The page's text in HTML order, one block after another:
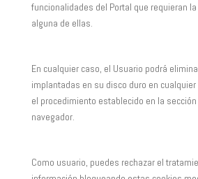
funcionalidades del Portal que requieran
alguna de ellas.
En cualquier caso, el Usuario podrá
implantadas en su disco duro en
el procedimiento establecido en la
navegador.
Como usuario, puedes rechazar el